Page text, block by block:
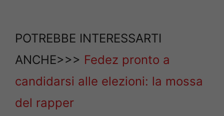
POTREBBE INTERESSARTI
ANCHE>>> Fedez pronto a
candidarsi alle elezioni: la mossa
del rapper